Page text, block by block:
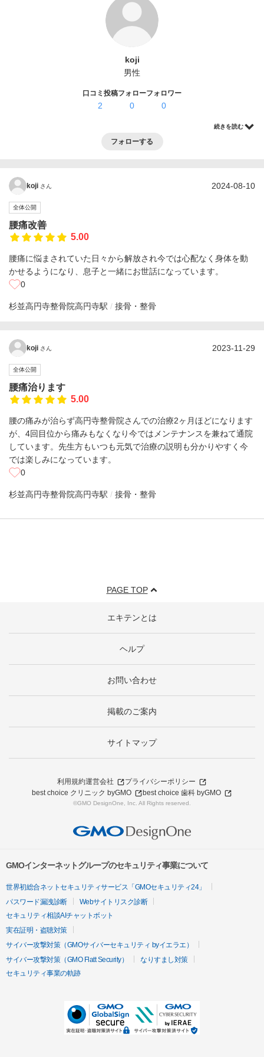
koji
男性
口コミ投稿
2
フォロー
0
フォロワー
0
続きを読む
フォローする
koji さん 2024-08-10
全体公開
腰痛改善
5.00
腰痛に悩まされていた日々から解放され今では心配なく身体を動
かせるようになり、息子と一緒にお世話になっています。
0
杉並高円寺整骨院高円寺駅 接骨・整骨
koji さん 2023-11-29
全体公開
腰痛治ります
5.00
腰の痛みが治らず高円寺整骨院さんでの治療2ヶ月ほどになります
が、4回目位から痛みもなくなり今ではメンテナンスを兼ねて通院
しています。先生方もいつも元気で治療の説明も分かりやすく今
では楽しみになっています。
0
杉並高円寺整骨院高円寺駅 接骨・整骨
PAGE TOP
エキテンとは
ヘルプ
お問い合わせ
掲載のご案内
サイトマップ
利用規約運営会社
プライバシーポリシー
best choice クリニック byGMO
best choice 歯科 byGMO
©GMO DesignOne, Inc. All Rights reserved.
GMOインターネットグループのセキュリティ事業について
世界初総合ネットセキュリティサービス「GMOセキュリティ24」
パスワード漏洩診断
Webサイトリスク診断
セキュリティ相談AIチャットボット
実在証明・盗聴対策
サイバー攻撃対策（GMOサイバーセキュリティ byイエラエ）
サイバー攻撃対策（GMO Flatt Security）
なりすまし対策
セキュリティ事業の軌跡